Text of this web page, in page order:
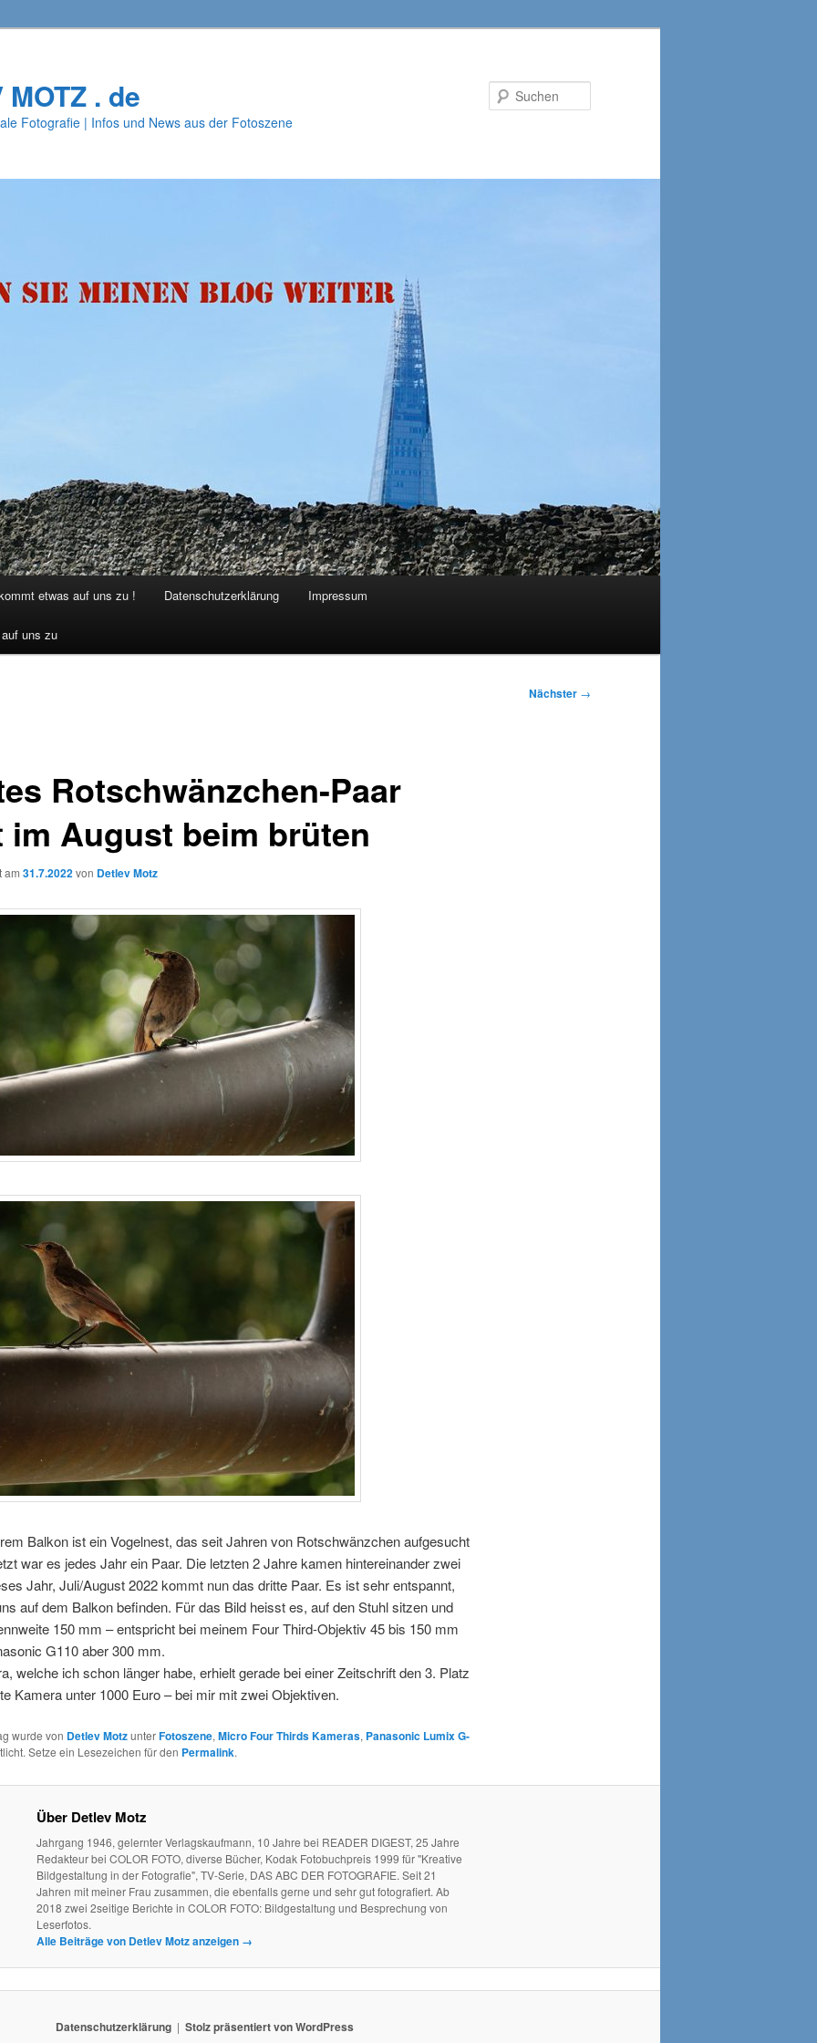
. de
Fotografie | Infos und News aus der Fotoszene
etwas auf uns zu ! Datenschutzerklärung Impressum
uns zu
Nächster →
Rotschwänzchen-Paar
im August beim brüten
am 31.7.2022von Detlev Motz
Balkon ist ein Vogelnest, das seit Jahren von Rotschwänzchen aufgesucht
war es jedes Jahr ein Paar. Die letzten 2 Jahre kamen hintereinander zwei
Jahr, Juli/August 2022 kommt nun das dritte Paar. Es ist sehr entspannt,
auf dem Balkon befinden. Für das Bild heisst es, auf den Stuhl sitzen und
150 mm – entspricht bei meinem Four Third-Objektiv 45 bis 150 mm
G110 aber 300 mm.
welche ich schon länger habe, erhielt gerade bei einer Zeitschrift den 3. Platz
Kamera unter 1000 Euro – bei mir mit zwei Objektiven.
wurde von Detlev MotzunterFotoszene, Micro Four Thirds Kameras, Panasonic Lumix G-
Setze ein Lesezeichen für den Permalink.
Über Detlev Motz
Jahrgang 1946, gelernter Verlagskaufmann, 10 Jahre bei READER DIGEST, 25 Jahre
Redakteur bei COLOR FOTO, diverse Bücher, Kodak Fotobuchpreis 1999 für "Kreative
Bildgestaltung in der Fotografie", TV-Serie, DAS ABC DER FOTOGRAFIE. Seit 21
Jahren mit meiner Frau zusammen, die ebenfalls gerne und sehr gut fotografiert. Ab
2018 zwei 2seitige Berichte in COLOR FOTO: Bildgestaltung und Besprechung von
Leserfotos.
Alle Beiträge von Detlev Motz anzeigen →
Datenschutzerklärung Stolz präsentiert von WordPress